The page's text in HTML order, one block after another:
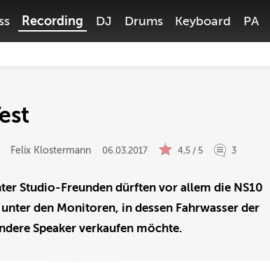
Recording DJ Drums Keyboard PA
Felix Klostermann 06.03.2017 4,5 / 5 3
Studio-Freunden dürften vor allem die NS10
den Monitoren, in dessen Fahrwasser der
Speaker verkaufen möchte.